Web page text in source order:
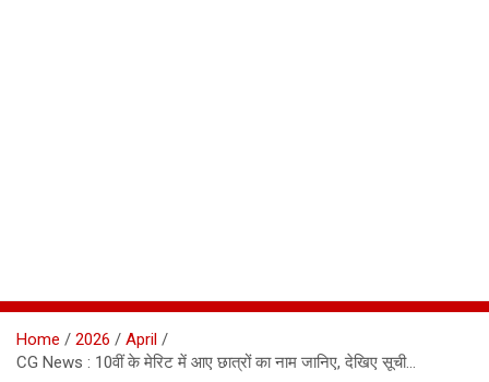
Home 2026
April
CG News : 10वीं के मेरिट में आए छात्रों का नाम जानिए, देखिए सूची…